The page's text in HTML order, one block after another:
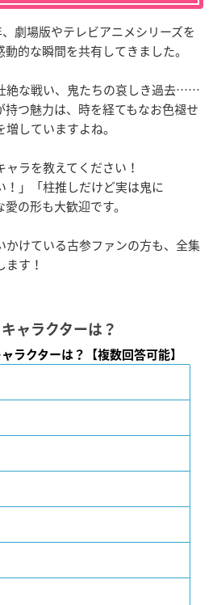
劇場版やテレビアニメシリーズを
的な瞬間を共有してきました。
絶な戦い、鬼たちの哀しき過去……
つ魅力は、時を経てもなお色褪せ
していますよね。
ャラを教えてください！
！」「柱推しだけど実は鬼に
の形も大歓迎です。
かけている古参ファンの方も、全集
す！
ャラクターは？
ラクターは？【複数回答可能】